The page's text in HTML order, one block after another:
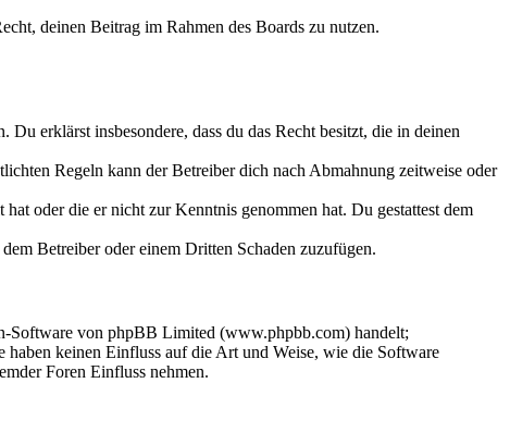
deinen Beitrag im Rahmen des Boards zu nutzen.
erklärst insbesondere, dass du das Recht besitzt, die in deinen
Regeln kann der Betreiber dich nach Abmahnung zeitweise oder
oder die er nicht zur Kenntnis genommen hat. Du gestattest dem
Betreiber oder einem Dritten Schaden zuzufügen.
Software von phpBB Limited (www.phpbb.com) handelt;
keinen Einfluss auf die Art und Weise, wie die Software
Foren Einfluss nehmen.